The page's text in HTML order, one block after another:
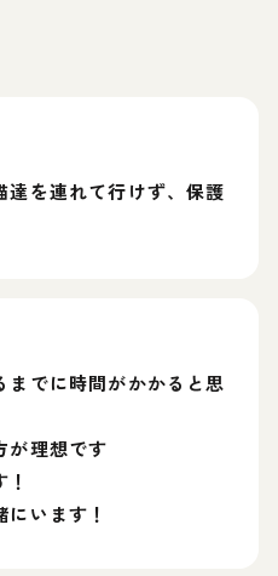
を連れて行けず、保護
でに時間がかかると思
が理想です
います！